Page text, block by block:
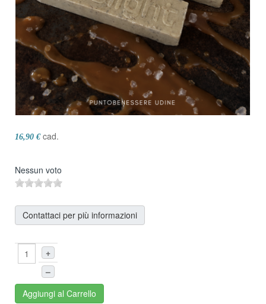
16,90 € cad.
Nessun voto
Contattaci per più informazioni
+
–
Aggiungi al Carrello